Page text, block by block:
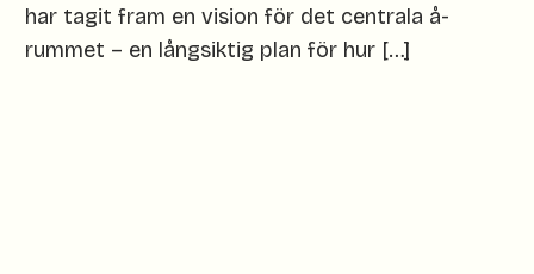
har tagit fram en vision för det centrala å-
rummet – en långsiktig plan för hur […]